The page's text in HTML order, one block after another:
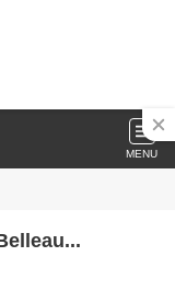
MENU